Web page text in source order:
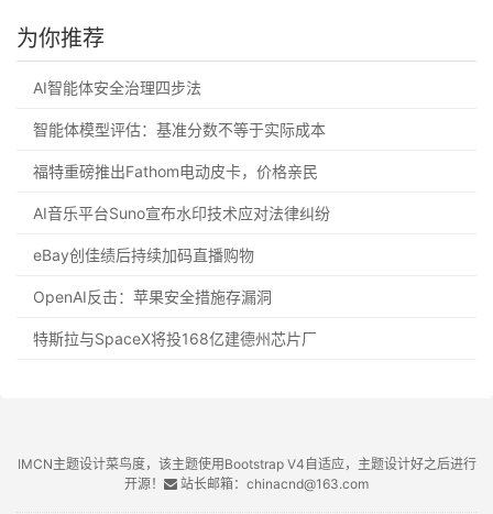
为你推荐
AI智能体安全治理四步法
智能体模型评估：基准分数不等于实际成本
福特重磅推出Fathom电动皮卡，价格亲民
AI音乐平台Suno宣布水印技术应对法律纠纷
eBay创佳绩后持续加码直播购物
OpenAI反击：苹果安全措施存漏洞
特斯拉与SpaceX将投168亿建德州芯片厂
IMCN主题设计菜鸟度，该主题使用Bootstrap V4自适应，主题设计好之后进行
开源！
站长邮箱：chinacnd@163.com